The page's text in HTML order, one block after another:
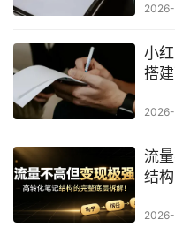
小
搭
流
结